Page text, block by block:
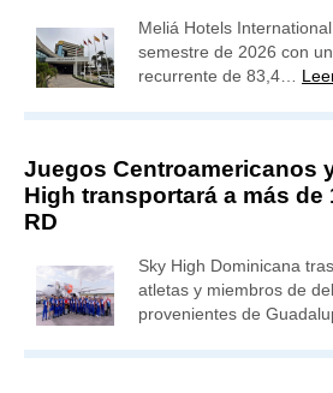
Meliá Hotels
semestre de 2026 con
recurrente de 83,4…
Juegos Centroamericanos
High transportará a más de
RD
Sky High Dominicana
atletas y miembros de
provenientes de